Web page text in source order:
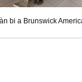
bi a Brunswick